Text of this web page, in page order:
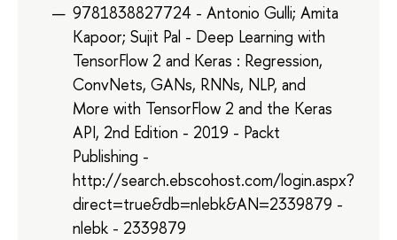
9781838827724 - Antonio Gulli; Amita
Kapoor; Sujit Pal - Deep Learning with
TensorFlow 2 and Keras : Regression,
ConvNets, GANs, RNNs, NLP, and
More with TensorFlow 2 and the Keras
API, 2nd Edition - 2019 - Packt
Publishing -
http://search.ebscohost.com/login.aspx?
direct=true&db=nlebk&AN=2339879 -
nlebk - 2339879